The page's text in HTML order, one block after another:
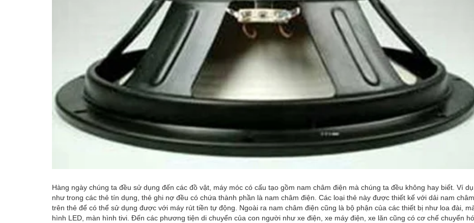
Hàng ngày chúng ta đều sử dụng đến các đồ vật, máy móc có cấu tạo gồm nam châm điện mà chúng ta đều không hay biết. Ví dụ
như trong các thẻ tín dụng, thẻ ghi nợ đều có chứa thành phần là nam châm điện. Các loại thẻ này được thiết kế với dải nam châm
trên thẻ để có thể sử dụng được với máy rút tiền tự động. Ngoài ra nam châm điện cũng là bộ phận của các thiết bị như loa đài,
hình LED, màn hình tivi. Đến các phương tiện di chuyển của con người như xe điện, xe máy điện, xe lăn cũng có cơ chế chuyển